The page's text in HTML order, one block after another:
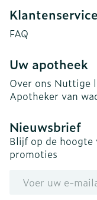
Klantenservice
FAQ
Uw apotheek
Over ons Nuttige
Apotheker van
Nieuwsbrief
Blijf op de hoogte
promoties